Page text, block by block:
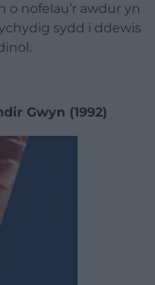
nofelau’r awdur yn
sydd i ddewis
Gwyn (1992)